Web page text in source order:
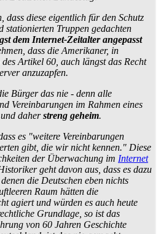
dass diese eigentlich für den Schutz
stationierten Truppen gedachten
dem Internet-Zeitalter angepasst
dass die Amerikaner, in
Artikel 60, auch längst das Recht
anzuzapfen.
Bürger das nie - denn alle
Vereinbarungen im Rahmen eines
daherstreng geheim.
es "weitere Vereinbarungen
gibt, die wir nicht kennen." Diese
der Überwachung im Internet
geht davon aus, dass es dazu
die Deutschen eben nichts
Raum hätten die
agiert und würden es auch heute
Grundlage, so ist das
von 60 Jahren Geschichte